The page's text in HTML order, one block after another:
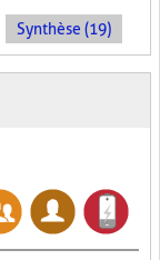
Synthèse (19)